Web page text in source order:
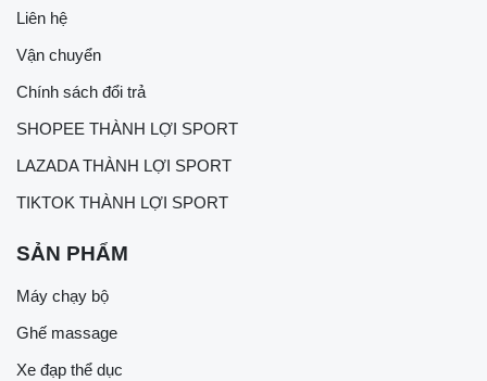
Liên hệ
Vận chuyển
Chính sách đổi trả
SHOPEE THÀNH LỢI SPORT
LAZADA THÀNH LỢI SPORT
TIKTOK THÀNH LỢI SPORT
SẢN PHẨM
Máy chạy bộ
Ghế massage
Xe đạp thể dục